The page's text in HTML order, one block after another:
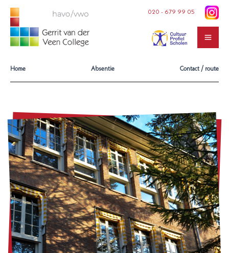
naar
inhoud
020 - 679 99 05
Home Absentie Contact / route